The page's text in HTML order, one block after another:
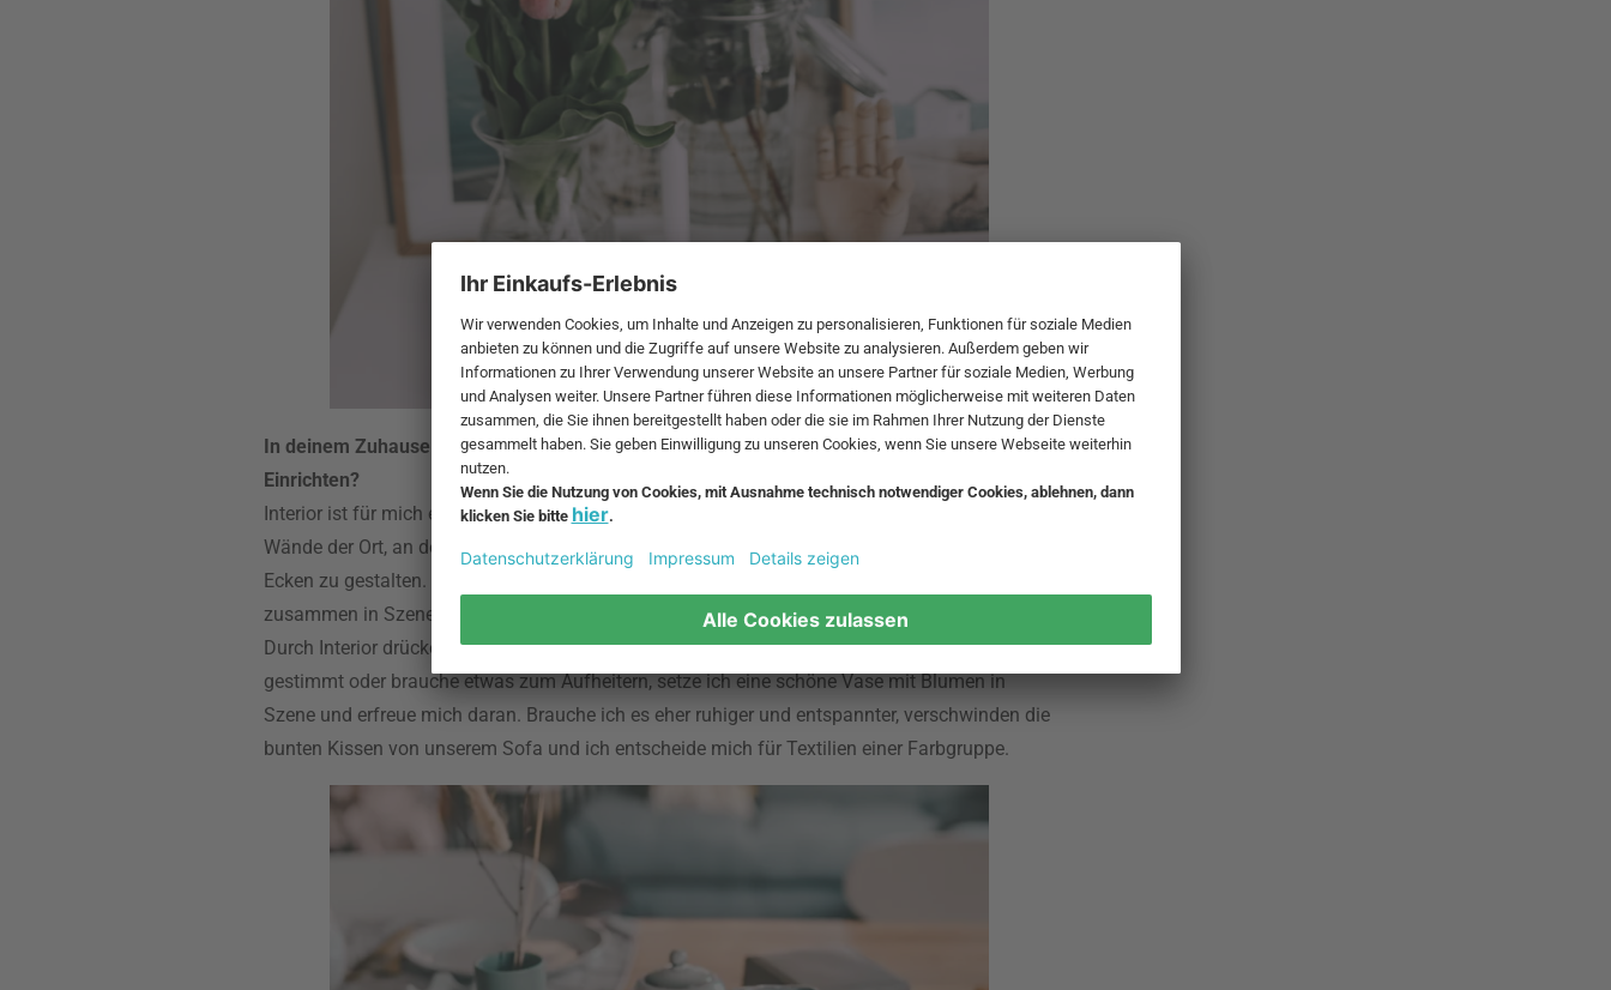
In deinem Zuhause erkennen wir viel Liebe zum Detail. Was genau liebst du so am
Einrichten?
Interior ist für mich ein großer Bestandteil meines Alltags. Für mich sind die eigenen vier
Wände der Ort, an dem ich meine Akkus aufladen kann. Deshalb liebe ich es, all die schönen
Ecken zu gestalten. Ich bin sehr detailverliebt und setze gerne verschiedene Deko-Elemente
zusammen in Szene.
Durch Interior drücke ich zudem meine Gefühlslage aus. Bin ich zum Beispiel fröhlich
gestimmt oder brauche etwas zum Aufheitern, setze ich eine schöne Vase mit Blumen in
Szene und erfreue mich daran. Brauche ich es eher ruhiger und entspannter, verschwinden die
bunten Kissen von unserem Sofa und ich entscheide mich für Textilien einer Farbgruppe.